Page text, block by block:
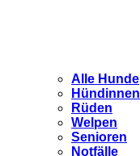
Alle Hunde
Hündinnen
Rüden
Welpen
Senioren
Notfälle